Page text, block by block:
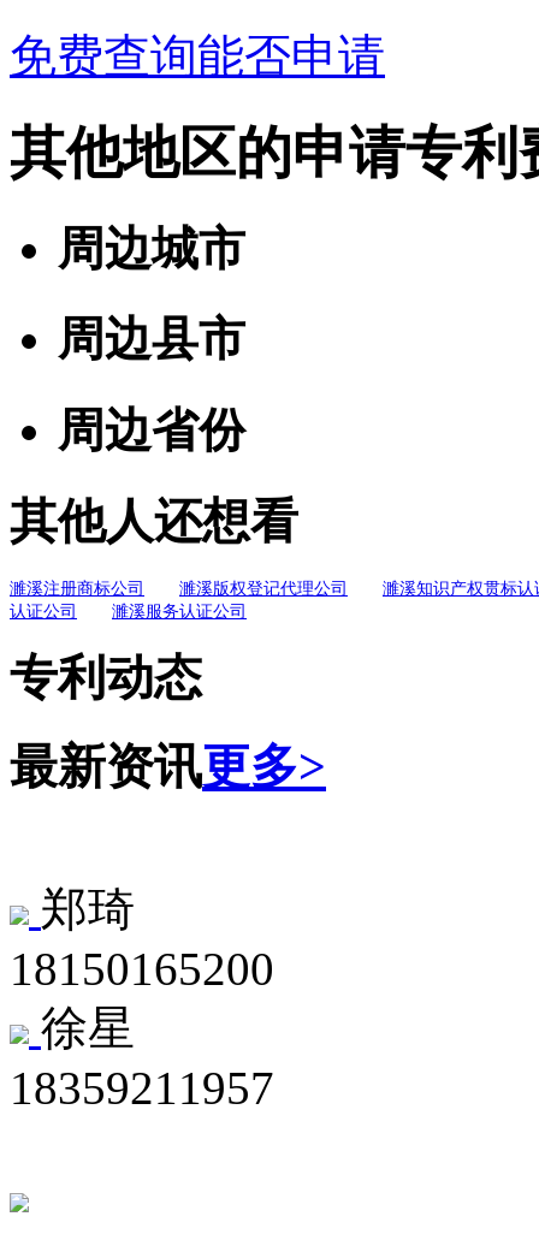
免费查询能否申请
其他地区的申请专利
周边城市
周边县市
周边省份
其他人还想看
濉溪注册商标公司 濉溪版权登记代理公司
濉溪知识产权贯标认
认证公司
濉溪服务认证公司
专利动态
最新资讯更多>
郑琦
18150165200
徐星
18359211957